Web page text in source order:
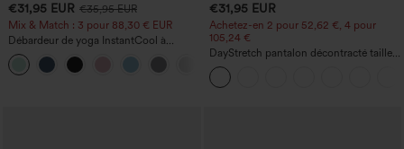
€31,95 EUR €35,95 EUR
Mix & Match : 3 pour 88,30 € EUR
Débardeur de yoga InstantCool à
encolure en U et ourlet arrondi –
UPF50+
€31,95 EUR
Achetez-en 2 pour 52,62 €, 4 pour
105,24 €
DayStretch pantalon décontracté taille
haute avec poches et coupe droite